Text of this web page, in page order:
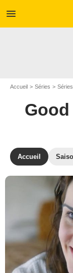
menu
Accueil Séries
Accueil